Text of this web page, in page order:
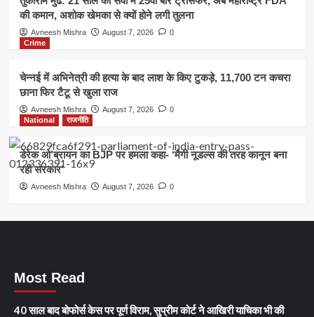
की कमान, अशोक खेमका से क्यों होने लगी तुलना
Avneesh Mishra August 7, 2026
0
Crime
चेन्नई में अभिनेत्री की हत्या के बाद लाश के किए टुकड़े, 11,700 टन कचरा
छाना फिर टैटू से खुला राज
Avneesh Mishra August 7, 2026
0
National
राजनीति
डेरेक ओ’ब्रायन का BJP पर हमला कहा- ‘मैगी नूडल्स की तरह कानून बना
रही सरकार’
Avneesh Mishra August 7, 2026 0
Most Read
40 साल बाद बोफोर्स केस पर पूर्ण विराम, सुप्रीम कोर्ट ने आखिरी याचिका भी की